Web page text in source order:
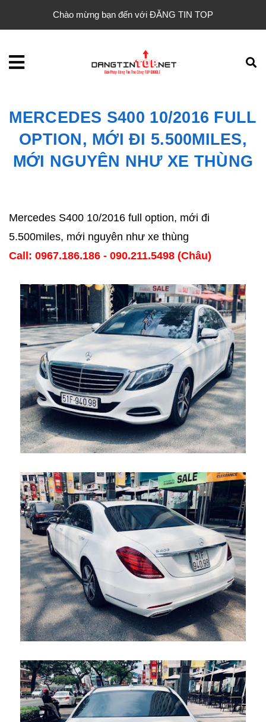
Chào mừng bạn đến với ĐĂNG TIN TOP
MERCEDES S400 10/2016 FULL
OPTION, MỚI ĐI 5.500MILES,
MỚI NGUYÊN NHƯ XE THÙNG
Mercedes S400 10/2016 full option, mới đi
5.500miles, mới nguyên như xe thùng
Call: 0967.186.186 - 090.211.5498 (Châu)